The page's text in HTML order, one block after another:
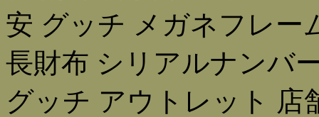
安 グッチ メガネフレー
長財布 シリアルナンバ
グッチ アウトレット 店